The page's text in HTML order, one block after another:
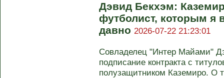
Дэвид Бекхэм:
футболист, которым я
давно 2026-07-22 21:23:01
Совладелец "Интер Майами"
подписание контракта с
полузащитником Каземиро. О